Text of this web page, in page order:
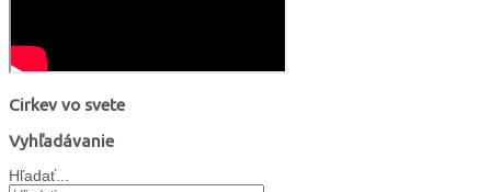
Cirkev vo svete
Vyhľadávanie
Hľadať...